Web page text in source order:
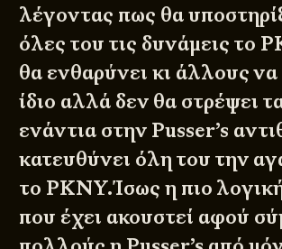
λέγοντας πως θα
όλες του τις δυνάμεις το
θα ενθαρύνει κι άλλους
ίδιο αλλά δεν θα στρέψει
ενάντια στην Pusser’s
κατευθύνει όλη του την
το PKNY.Ίσως η πιο
που έχει ακουστεί αφού